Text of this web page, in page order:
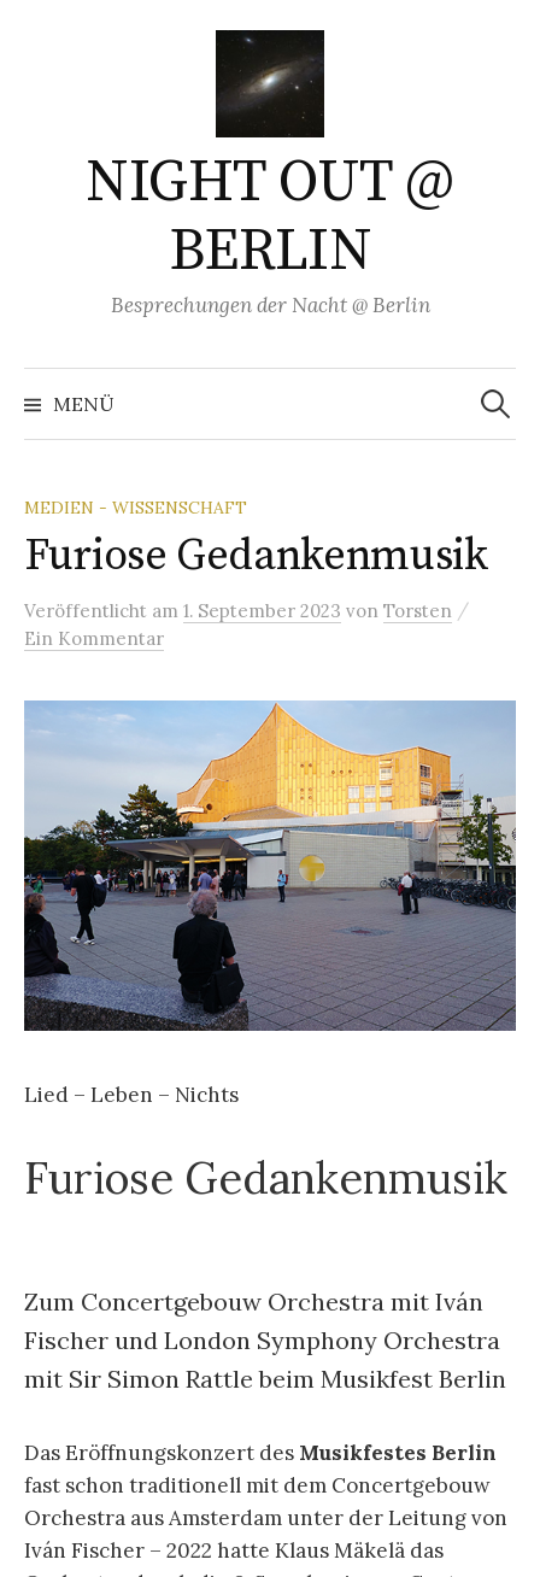
NIGHT OUT @
BERLIN
Besprechungen der Nacht @ Berlin
MENÜ
Suchen
nach:
MEDIEN - WISSENSCHAFT
Furiose Gedankenmusik
Veröffentlicht am 1. September 2023 von Torsten /
Ein Kommentar
Lied – Leben – Nichts
Furiose Gedankenmusik
Zum Concertgebouw Orchestra mit Iván
Fischer und London Symphony Orchestra
mit Sir Simon Rattle beim Musikfest Berlin
Das Eröffnungskonzert des Musikfestes Berlin
fast schon traditionell mit dem Concertgebouw
Orchestra aus Amsterdam unter der Leitung von
Iván Fischer – 2022 hatte Klaus Mäkelä das